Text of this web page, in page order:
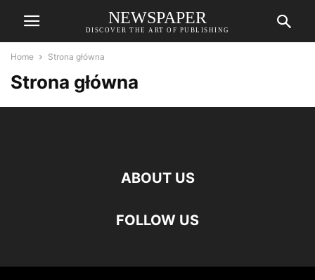
NEWSPAPER
DISCOVER THE ART OF PUBLISHING
Home Strona główna
Strona główna
ABOUT US
FOLLOW US